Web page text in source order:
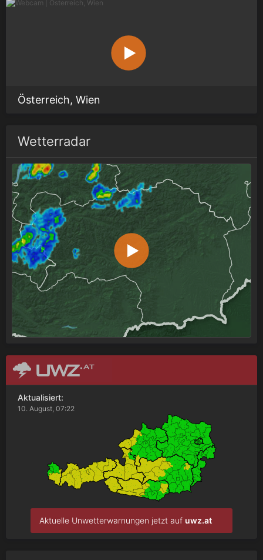
Österreich, Wien
Wetterradar
Aktualisiert:
10. August, 07:22
Aktuelle Unwetterwarnungen jetzt auf uwz.at